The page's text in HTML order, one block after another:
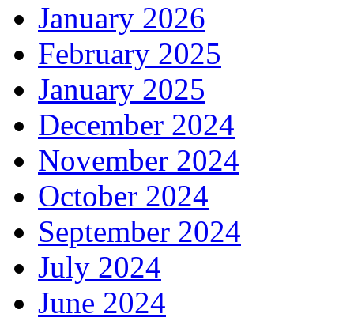
January 2026
February 2025
January 2025
December 2024
November 2024
October 2024
September 2024
July 2024
June 2024